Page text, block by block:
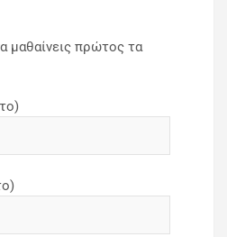
μαθαίνεις πρώτος τα